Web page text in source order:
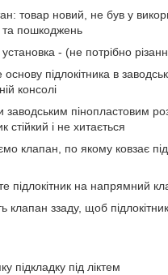
товар новий, не був у
пошкоджень
- (не потрібно
основу підлокітника в
консолі
заводським пінопластовим
стійкий і не хитається
клапан, по якому ковзає
підлокітник на напрямний
клапан ззаду, щоб
підкладку під ліктем